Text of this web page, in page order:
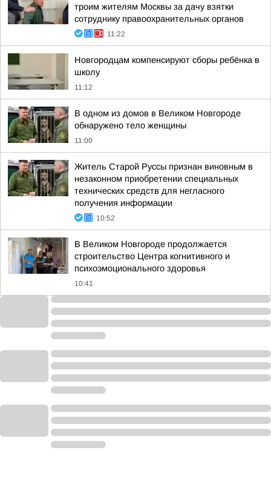
троим жителям Москвы за дачу взятки
сотруднику правоохранительных органов
11:22
Новгородцам компенсируют сборы ребёнка в
школу
11:12
В одном из домов в Великом Новгороде
обнаружено тело женщины
11:00
Житель Старой Руссы признан виновным в
незаконном приобретении специальных
технических средств для негласного
получения информации
10:52
В Великом Новгороде продолжается
строительство Центра когнитивного и
психоэмоционального здоровья
10:41